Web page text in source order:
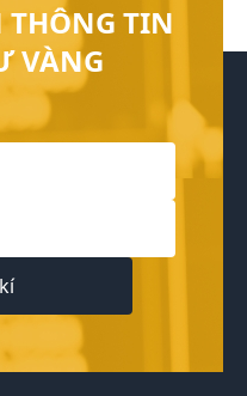
TIN
VÀNG